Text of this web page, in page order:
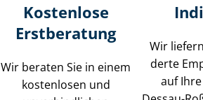
Kostenlose
Erstberatung
Wir beraten Sie in einem
kostenlosen und
Wir
der­te
auf